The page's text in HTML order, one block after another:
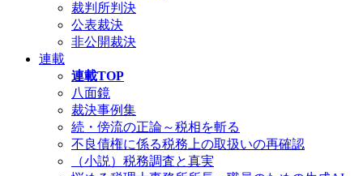
裁判所判決
公表裁決
非公開裁決
連載
連載TOP
八面鏡
裁決事例集
続・傍流の正論～税相を斬る
不良債権に係る税務上の取扱いの再確認
（小説）税務調査と真実